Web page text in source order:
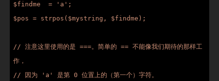
$findme  = 'a';
$pos = strpos($mystring, $findme);
// 注意这里使用的是 ===。简单的 == 不能像我们期待的那样工
作，
// 因为 'a' 是第 0 位置上的（第一个）字符。